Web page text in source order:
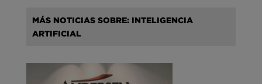
MÁS NOTICIAS SOBRE: INTELIGENCIA
ARTIFICIAL